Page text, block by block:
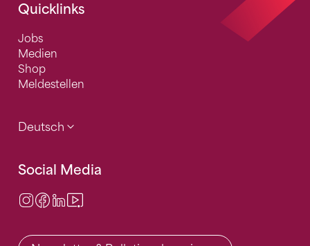
Quicklinks
Jobs
Medien
Shop
Meldestellen
Deutsch
Social Media
Instagram
Facebook
LinkedIn